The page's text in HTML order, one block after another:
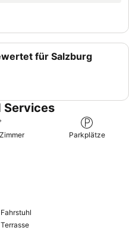
für Salzburg
Services
Parkplätze
Fahrstuhl
Terrasse